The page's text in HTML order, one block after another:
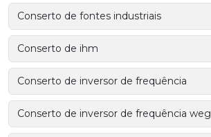
Conserto de fontes industriais
Conserto de ihm
Conserto de inversor de frequência
Conserto de inversor de frequência weg